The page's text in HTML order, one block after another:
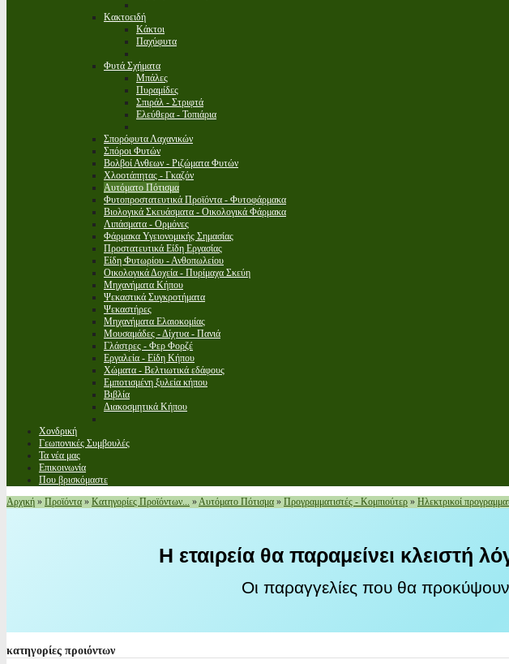
Κακτοειδή
Κάκτοι
Παχύφυτα
Φυτά Σχήματα
Μπάλες
Πυραμίδες
Σπιράλ - Στριφτά
Ελεύθερα - Τοπιάρια
Σπορόφυτα Λαχανικών
Σπόροι Φυτών
Βολβοί Ανθεων - Ριζώματα Φυτών
Χλοοτάπητας - Γκαζόν
Αυτόματο Πότισμα
Φυτοπροστατευτικά Προϊόντα - Φυτοφάρμακα
Βιολογικά Σκευάσματα - Οικολογικά Φάρμακα
Λιπάσματα - Ορμόνες
Φάρμακα Υγειονομικής Σημασίας
Προστατευτικά Είδη Εργασίας
Είδη Φυτωρίου - Ανθοπωλείου
Οικολογικά Δοχεία - Πυρίμαχα Σκεύη
Μηχανήματα Κήπου
Ψεκαστικά Συγκροτήματα
Ψεκαστήρες
Μηχανήματα Ελαιοκομίας
Μουσαμάδες - Δίχτυα - Πανιά
Γλάστρες - Φερ Φορζέ
Εργαλεία - Είδη Κήπου
Χώματα - Βελτιωτικά εδάφους
Εμποτισμένη ξυλεία κήπου
Βιβλία
Διακοσμητικά Κήπου
Χονδρική
Γεωπονικές Συμβουλές
Τα νέα μας
Επικοινωνία
Που βρισκόμαστε
Αρχική » Προϊόντα » Κατηγορίες Προϊόντων... »Αυτόματο Πότισμα » Προγραμματιστές - Κομπιούτερ » Ηλεκτρικοί
Η εταιρεία θα παραμείνει κλειστή
Οι παραγγελίες που θα
κατηγορίες προιόντων